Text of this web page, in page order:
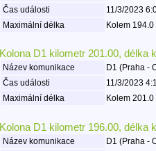
Čas události
11/3/2023
Maximální délka
Kolem
Kolona D1 kilometr 201.00, délka
Název komunikace
D1 (Praha -
Čas události
11/3/2023
Maximální délka
Kolem
Kolona D1 kilometr 196.00, délka
Název komunikace
D1 (Praha -